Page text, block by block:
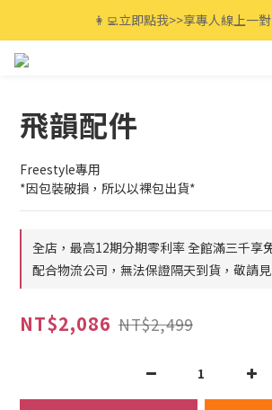
全館滿$3000免運🚚 最高享12期分
👩‍💻立即點我>>享專人線上一
飛韻配件
Freestyle專用
*因包裝破損，所以以裸包出貨*
全店，最高12期分期零利率 全館滿三千享
配合物流公司，無法保證隔天到貨，敬請見
NT$2,086 NT$2,499